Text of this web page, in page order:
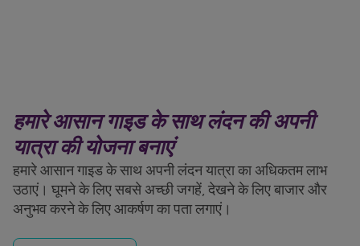
हमारे आसान गाइड के साथ लंदन की अपनी
यात्रा की योजना बनाएं
हमारे आसान गाइड के साथ अपनी लंदन यात्रा का अधिकतम लाभ
उठाएं। घूमने के लिए सबसे अच्छी जगहें, देखने के लिए बाजार और
अनुभव करने के लिए आकर्षण का पता लगाएं।